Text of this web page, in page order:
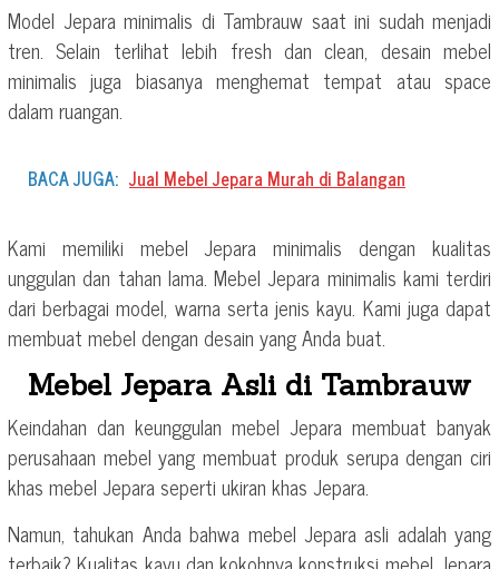
Model Jepara minimalis di Tambrauw saat ini sudah menjadi
tren. Selain terlihat lebih fresh dan clean, desain mebel
minimalis juga biasanya menghemat tempat atau space
dalam ruangan.
BACA JUGA: Jual Mebel Jepara Murah di Balangan
Kami memiliki mebel Jepara minimalis dengan kualitas
unggulan dan tahan lama. Mebel Jepara minimalis kami terdiri
dari berbagai model, warna serta jenis kayu. Kami juga dapat
membuat mebel dengan desain yang Anda buat.
Mebel Jepara Asli di Tambrauw
Keindahan dan keunggulan mebel Jepara membuat banyak
perusahaan mebel yang membuat produk serupa dengan ciri
khas mebel Jepara seperti ukiran khas Jepara.
Namun, tahukan Anda bahwa mebel Jepara asli adalah yang